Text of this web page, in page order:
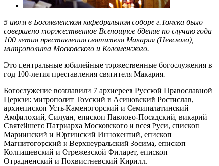
5 июня в Богоявленском кафедральном соборе г.Томска было
совершено торжественное Всенощное бдение по случаю года
100-летия преставления святителя Макария (Невского),
митрополита Московского и Коломенского.
Это центральные юбилейные торжественные богослужения в
год 100-летия преставления святителя Макария.
Богослужение возглавили 7 архиереев Русской Православной
Церкви: митрополит Томский и Асиновский Ростислав,
архиепископ Усть-Каменогорский и Семипалатинский
Амфилохий, Силуан, епископ Павлово-Посадский, викарий
Святейшего Патриарха Московского и всея Руси, епископ
Мариинский и Юргинский Иннокентий, епископ
Магнитогорский и Верхнеуральский Зосима, епископ
Колпашевский и Стрежевской Филарет, епископ
Отрадненский и Похвистневский Кирилл.